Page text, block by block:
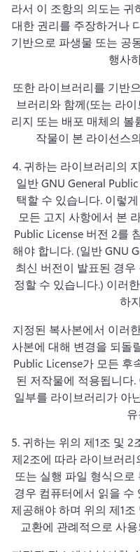
라서 이 조항의 의도는 귀
대한 권리를 주장하거나
기반으로 파생물 또는 공
행사
또한 라이브러리를 기반
브러리와 함께(또는 라
리지 또는 배포 매체의 볼
작물이 본 라이선스
4. 귀하는 라이브러리의
일반 GNU General
택할 수 있습니다. 이렇
모든 고지 사항에서 본
Public License 버전 2를
해야 합니다. (일반 GNU
최신 버전이 발표된 경
정할 수 있습니다.) 이러
하
지정된 복사본에서 이러
사본에 대해 변경을 되돌
Public License가 모든 후
된 저작물에 적용됩니다.
일부를 라이브러리가 아
5. 귀하는 위의 제1조 및
제2조에 따라 라이브러
또는 실행 파일 형식으로
경우 컴퓨터에서 읽을 수
제공해야 하며 위의 제1
교환에 관례적으로 사